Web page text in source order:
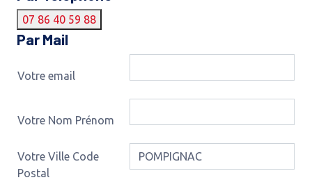
07 86 40 59 88
Par Mail
Votre email
Votre Nom Prénom
Votre Ville Code
Postal